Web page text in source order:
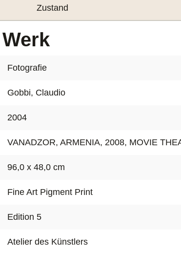
Zustand
Fotografie
Gobbi, Claudio
2004
VANADZOR, ARMENIA, 2008, MOVIE
96,0 x 48,0 cm
Fine Art Pigment Print
Edition 5
Atelier des Künstlers